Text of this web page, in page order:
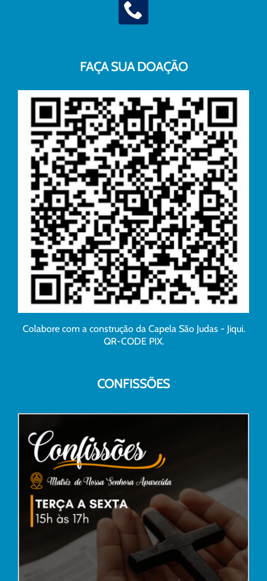
FAÇA SUA DOAÇÃO
Colabore com a construção da Capela São Judas - Jiqui.
QR-CODE PIX.
CONFISSÕES